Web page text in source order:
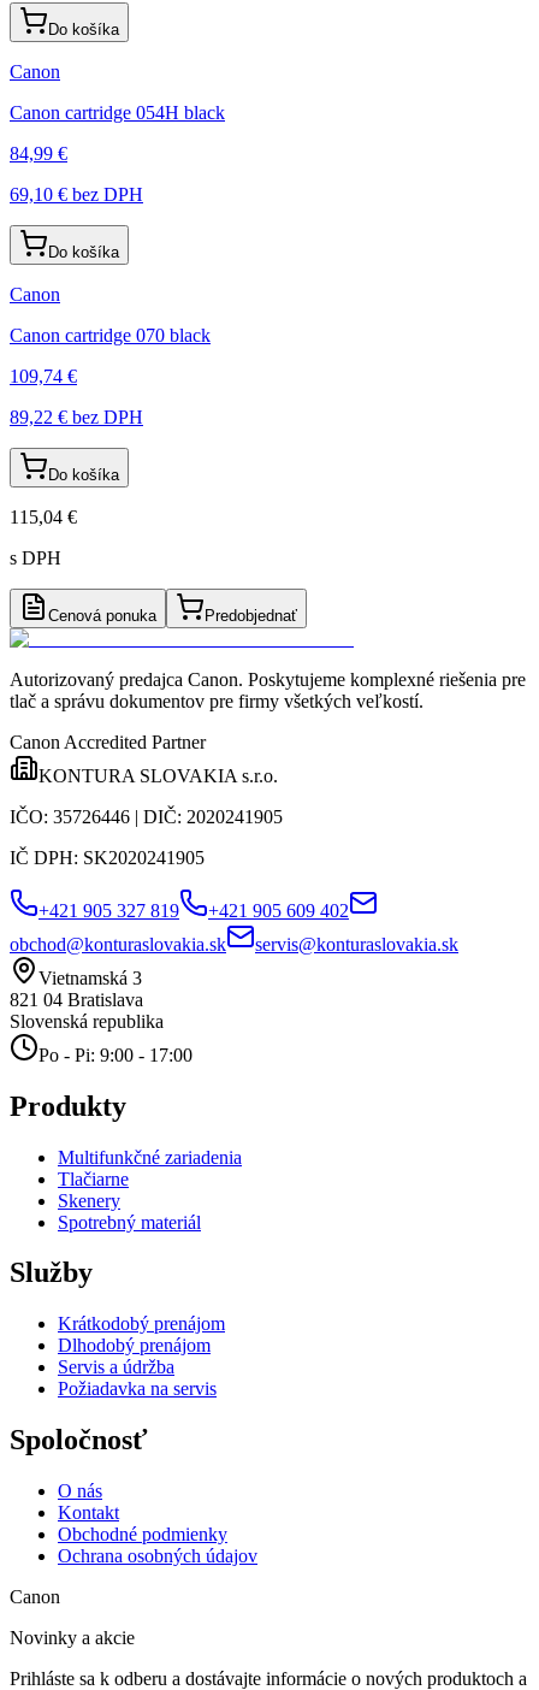
Do košíka
Canon
Canon cartridge 054H black
84,99 €
69,10 € bez DPH
Do košíka
Canon
Canon cartridge 070 black
109,74 €
89,22 € bez DPH
Do košíka
115,04 €
s DPH
Cenová ponuka Predobjednať
Autorizovaný predajca Canon. Poskytujeme komplexné riešenia pre
tlač a správu dokumentov pre firmy všetkých veľkostí.
Canon Accredited Partner
KONTURA SLOVAKIA s.r.o.
IČO: 35726446 | DIČ: 2020241905
IČ DPH: SK2020241905
+421 905 327 819
+421 905 609 402
obchod@konturaslovakia.sk
servis@konturaslovakia.sk
Vietnamská 3
821 04 Bratislava
Slovenská republika
Po - Pi: 9:00 - 17:00
Produkty
Multifunkčné zariadenia
Tlačiarne
Skenery
Spotrebný materiál
Služby
Krátkodobý prenájom
Dlhodobý prenájom
Servis a údržba
Požiadavka na servis
Spoločnosť
O nás
Kontakt
Obchodné podmienky
Ochrana osobných údajov
Canon
Novinky a akcie
Prihláste sa k odberu a dostávajte informácie o nových produktoch a